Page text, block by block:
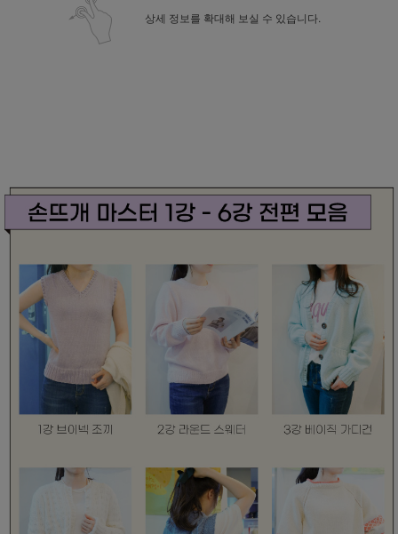
상세 정보를 확대해 보실 수 있습니다.